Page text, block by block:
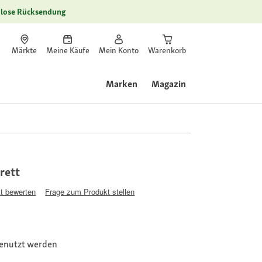
Rücksendung
Märkte Meine Käufe Mein Konto Warenkorb
Marken Magazin
bewerten Frage zum Produkt stellen
werden